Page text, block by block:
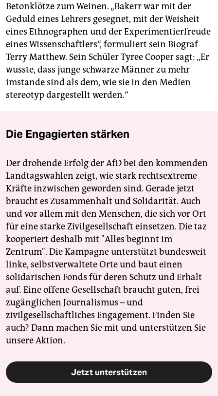
Betonklötze zum Weinen. „Bakerr war mit der
Geduld eines Lehrers gesegnet, mit der Weisheit
eines Ethnographen und der Experimentierfreude
eines Wissenschaftlers“, formuliert sein Biograf
Terry Matthew. Sein Schüler Tyree Cooper sagt: „Er
wusste, dass junge schwarze Männer zu mehr
imstande sind als dem, wie sie in den Medien
stereotyp dargestellt werden.“
Die Engagierten stärken
Der drohende Erfolg der AfD bei den kommenden
Landtagswahlen zeigt, wie stark rechtsextreme
Kräfte inzwischen geworden sind. Gerade jetzt
braucht es Zusammenhalt und Solidarität. Auch
und vor allem mit den Menschen, die sich vor Ort
für eine starke Zivilgesellschaft einsetzen. Die taz
kooperiert deshalb mit "Alles beginnt im
Zentrum". Die Kampagne unterstützt bundesweit
linke, selbstverwaltete Orte und baut einen
solidarischen Fonds für deren Schutz und Erhalt
auf. Eine offene Gesellschaft braucht guten, frei
zugänglichen Journalismus – und
zivilgesellschaftliches Engagement. Finden Sie
auch? Dann machen Sie mit und unterstützen Sie
unsere Aktion.
Jetzt unterstützen